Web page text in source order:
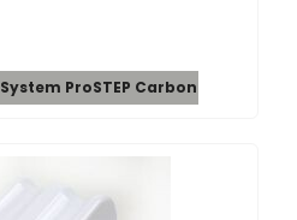
System ProSTEP Carbon